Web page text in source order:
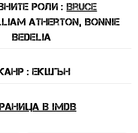
Роли : Bruce
Atherton, Bonnie
Bedelia
: екшън
в IMDB